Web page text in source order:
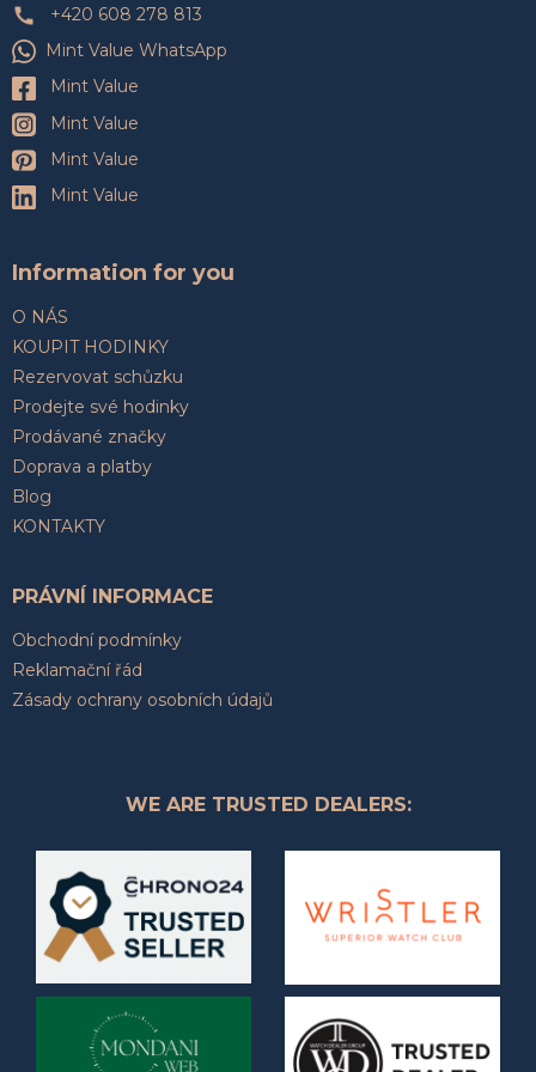
+420 608 278 813
Mint Value WhatsApp
Mint Value
Mint Value
Mint Value
Mint Value
Information for you
O NÁS
KOUPIT HODINKY
Rezervovat schůzku
Prodejte své hodinky
Prodávané značky
Doprava a platby
Blog
KONTAKTY
PRÁVNÍ INFORMACE
Obchodní podmínky
Reklamační řád
Zásady ochrany osobních údajů
WE ARE TRUSTED DEALERS: